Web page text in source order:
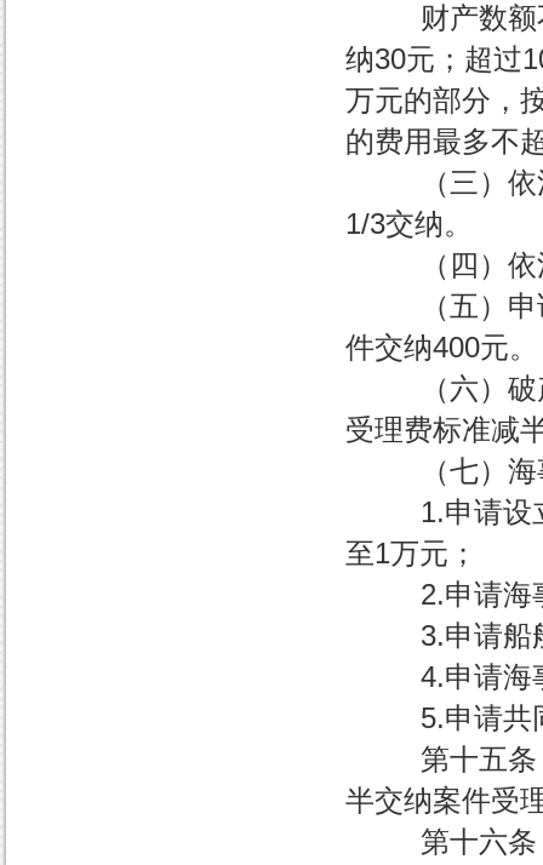
财产数额不
纳30元；超过
万元的部分，
的费用最多不
（三）依法
1/3交纳。
（四）依法
（五）申请
件交纳400元。
（六）破产
受理费标准减
（七）海事
1.申请设立
至1万元；
2.申请海事
3.申请船舶
4.申请海事
5.申请共同
第十五条
半交纳案件受
第十六条